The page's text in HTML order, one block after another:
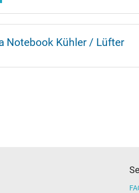
Notebook Kühler / Lüfter